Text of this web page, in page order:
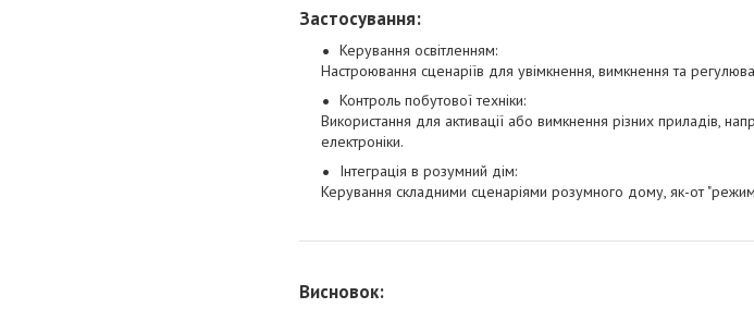
Застосування:
Керування освітленням:
Настроювання сценаріїв для увімкнення, вимкнення та
Контроль побутової техніки:
Використання для активації або вимкнення різних приладів,
електроніки.
Інтеграція в розумний дім:
Керування складними сценаріями розумного дому, як-от "режим
Висновок: